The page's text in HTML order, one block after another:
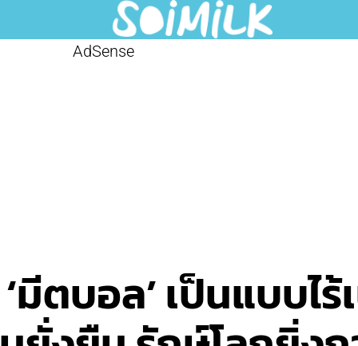
AdSense
มีตบอล’ เป็นแบบไ